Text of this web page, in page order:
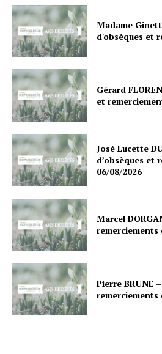
Madame
d'obsèques et
Gérard
et
José Lucette
d’obsèques et
06/08/2026
Marcel
remerciements
Pierre BRUNE
remerciements